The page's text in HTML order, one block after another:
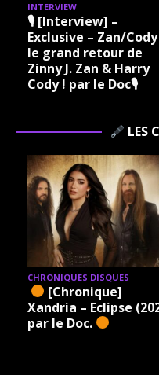
INTERVIEW
🎙 [Interview] –
Exclusive – Zan/
le grand retour de
Zinny J. Zan & Harry
Cody ! par le Doc🎙
LES
CHRONIQUES DISQUES
[Chronique]
Xandria – Eclipse
par le Doc.